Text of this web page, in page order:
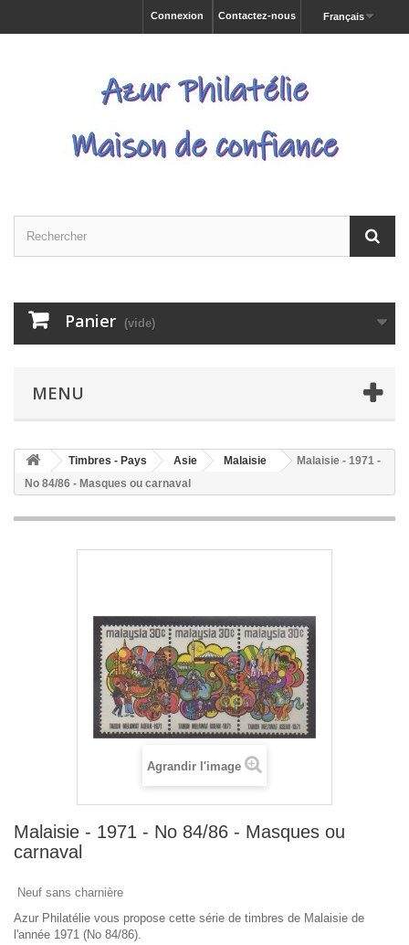
Français
Contactez-nous
Connexion
Panier (vide)
MENU
Timbres - Pays Asie Malaisie
Malaisie - 1971 -
No 84/86 - Masques ou carnaval
Agrandir l'image
Malaisie - 1971 - No 84/86 - Masques ou
carnaval
Neuf sans charnière
Azur Philatélie vous propose cette série de timbres de Malaisie de
l'année 1971 (No 84/86).